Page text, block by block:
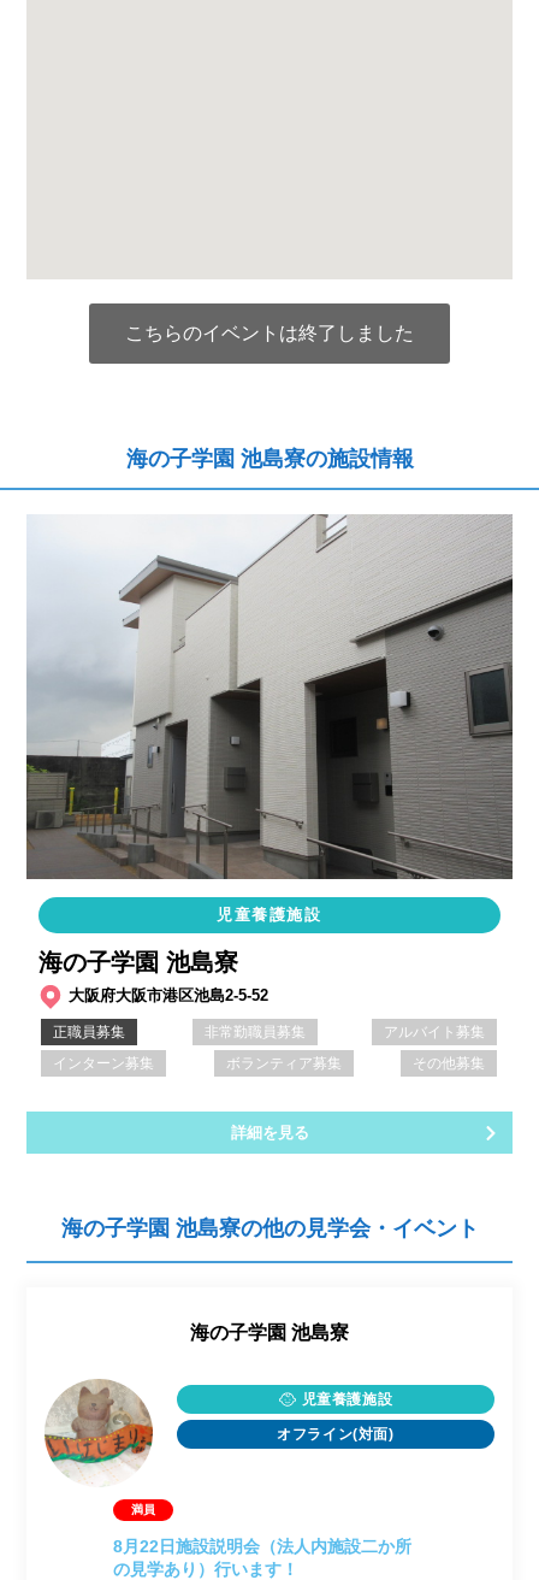
こちらのイベントは終了しました
海の子学園 池島寮の施設情報
児童養護施設
海の子学園 池島寮
大阪府大阪市港区池島2-5-52
正職員募集 非常勤職員募集
アルバイト募集
インターン募集
ボランティア募集 その他募集
詳細を見る
海の子学園 池島寮の他の見学会・イベント
海の子学園 池島寮
児童養護施設
オフライン(対面)
8月22日施設説明会（法人内施設二か所
の見学あり）行います！